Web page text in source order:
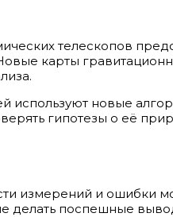
телескопов
карты
используют новые
гипотезы о её
измерений и ошибки
делать поспешные